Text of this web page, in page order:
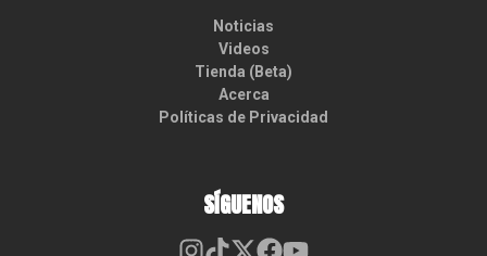
Noticias
Videos
Tienda (Beta)
Acerca
Políticas de Privacidad
SÍGUENOS